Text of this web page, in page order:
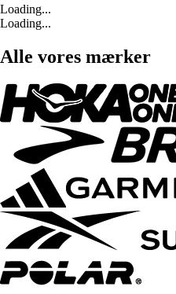
Loading...
Loading...
Alle vores mærker